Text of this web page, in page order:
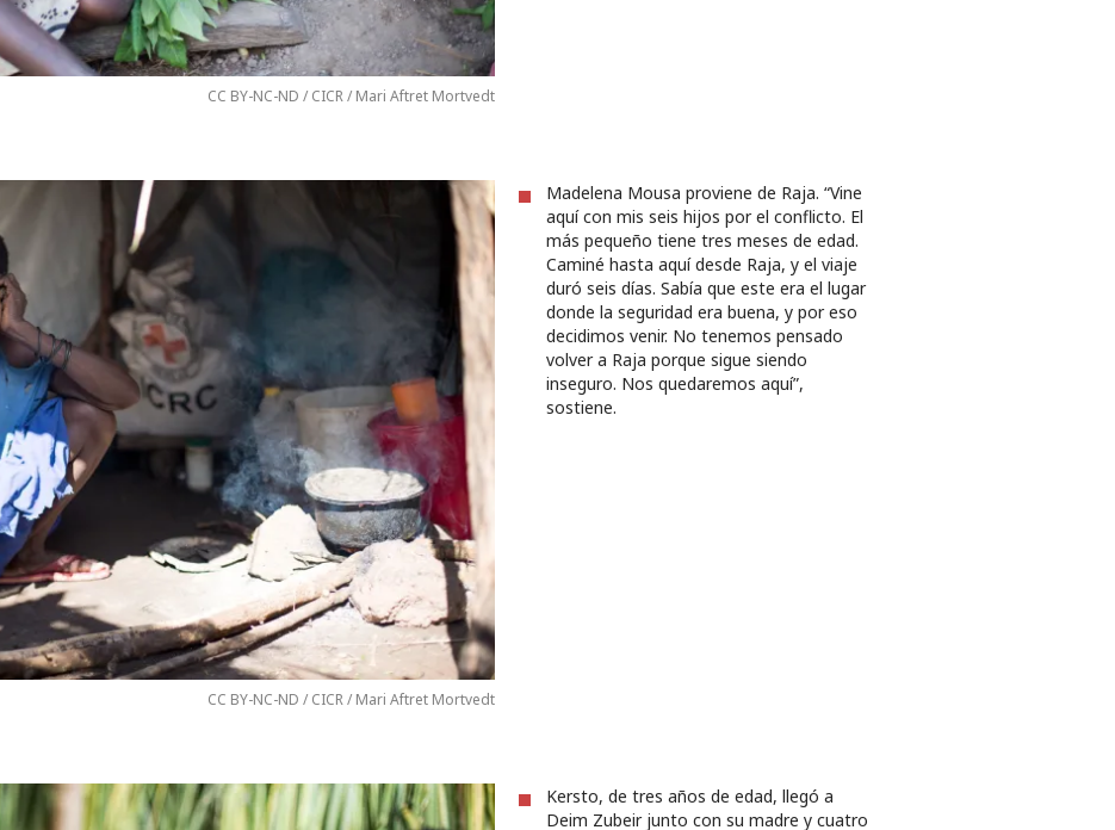
CC BY-NC-ND / CICR / Mari Aftret Mortvedt
CC BY-NC-ND / CICR / Mari Aftret Mortvedt
Madelena Mousa proviene de Raja. “Vine
aquí con mis seis hijos por el conflicto. El
más pequeño tiene tres meses de edad.
Caminé hasta aquí desde Raja, y el viaje
duró seis días. Sabía que este era el lugar
donde la seguridad era buena, y por eso
decidimos venir. No tenemos pensado
volver a Raja porque sigue siendo
inseguro. Nos quedaremos aquí”,
sostiene.
Kersto, de tres años de edad, llegó a
Deim Zubeir junto con su madre y cuatro